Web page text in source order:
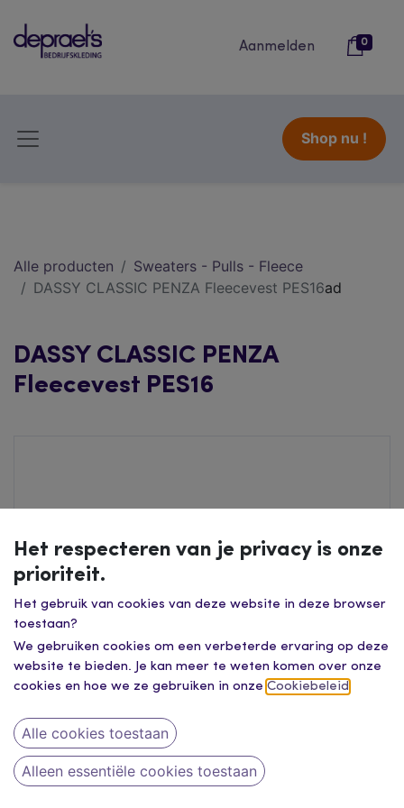
Aanmelden 0
Shop nu !
Alle producten
Sweaters - Pulls - Fleece
DASSY CLASSIC PENZA Fleecevest PES16ad
DASSY CLASSIC PENZA
Fleecevest PES16
Het respecteren van je privacy is onze
prioriteit.
Het gebruik van cookies van deze website in deze browser
toestaan?
We gebruiken cookies om een verbeterde ervaring op deze
website te bieden. Je kan meer te weten komen over onze
cookies en hoe we ze gebruiken in onze Cookiebeleid
Alle cookies toestaan
Alleen essentiële cookies toestaan